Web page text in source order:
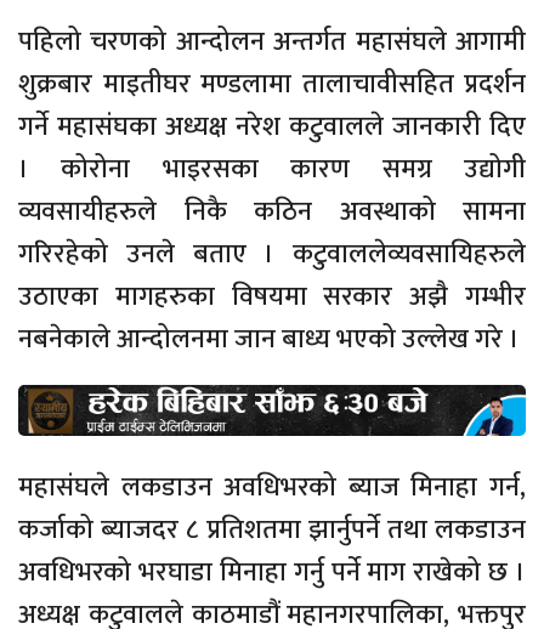
पहिलो चरणको आन्दोलन अन्तर्गत महासंघले आगामी
शुक्रबार माइतीघर मण्डलामा तालाचावीसहित प्रदर्शन
गर्ने महासंघका अध्यक्ष नरेश कटुवालले जानकारी दिए
। कोरोना भाइरसका कारण समग्र उद्योगी
व्यवसायीहरुले निकै कठिन अवस्थाको सामना
गरिरहेको उनले बताए । कटुवाललेव्यवसायिहरुले
उठाएका मागहरुका विषयमा सरकार अझै गम्भीर
नबनेकाले आन्दोलनमा जान बाध्य भएको उल्लेख गरे ।
महासंघले लकडाउन अवधिभरको ब्याज मिनाहा गर्न,
कर्जाको ब्याजदर ८ प्रतिशतमा झार्नुपर्ने तथा लकडाउन
अवधिभरको भरघाडा मिनाहा गर्नु पर्ने माग राखेको छ ।
अध्यक्ष कटुवालले काठमाडौं महानगरपालिका, भक्तपुर